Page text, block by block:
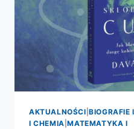
AKTUALNOŚCI |BIOGRAFIE
I CHEMIA |MATEMATYKA I